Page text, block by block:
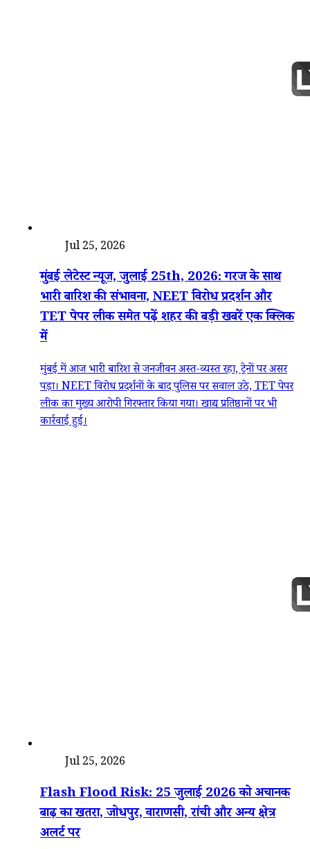
Jul 25, 2026
मुंबई लेटेस्ट न्यूज, जुलाई 25th, 2026: गरज के साथ
भारी बारिश की संभावना, NEET विरोध प्रदर्शन और
TET पेपर लीक समेत पढ़ें शहर की बड़ी खबरें एक क्लिक
में
मुंबई में आज भारी बारिश से जनजीवन अस्त-व्यस्त रहा, ट्रेनों पर असर
पड़ा। NEET विरोध प्रदर्शनों के बाद पुलिस पर सवाल उठे, TET पेपर
लीक का मुख्य आरोपी गिरफ्तार किया गया। खाद्य प्रतिष्ठानों पर भी
कार्रवाई हुई।
Jul 25, 2026
Flash Flood Risk: 25 जुलाई 2026 को अचानक
बाढ़ का खतरा, जोधपुर, वाराणसी, रांची और अन्य क्षेत्र
अलर्ट पर